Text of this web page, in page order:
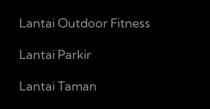
Lantai Outdoor Fitness
Lantai Parkir
Lantai Taman